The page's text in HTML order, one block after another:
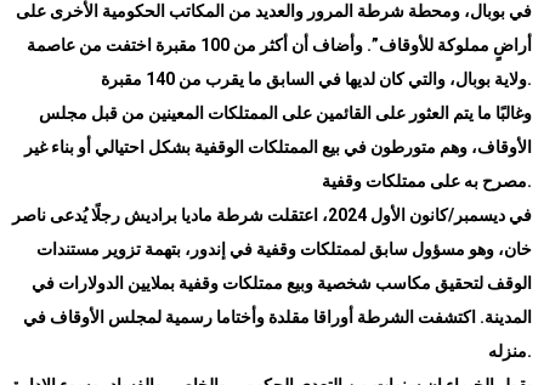
في بوبال، ومحطة شرطة المرور والعديد من المكاتب الحكومية الأخرى على
أراضٍ مملوكة للأوقاف”. وأضاف أن أكثر من 100 مقبرة اختفت من عاصمة
ولاية بوبال، والتي كان لديها في السابق ما يقرب من 140 مقبرة.
وغالبًا ما يتم العثور على القائمين على الممتلكات المعينين من قبل مجلس
الأوقاف، وهم متورطون في بيع الممتلكات الوقفية بشكل احتيالي أو بناء غير
مصرح به على ممتلكات وقفية.
في ديسمبر/كانون الأول 2024، اعتقلت شرطة ماديا براديش رجلًا يُدعى ناصر
خان، وهو مسؤول سابق لممتلكات وقفية في إندور، بتهمة تزوير مستندات
الوقف لتحقيق مكاسب شخصية وبيع ممتلكات وقفية بملايين الدولارات في
المدينة. اكتشفت الشرطة أوراقا مقلدة وأختاما رسمية لمجلس الأوقاف في
منزله.